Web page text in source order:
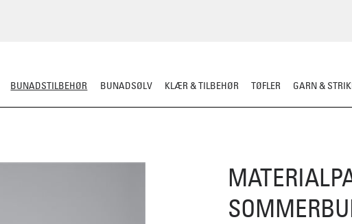
BUNADSTILBEHØR BUNADSØLV KLÆR & TILBEHØR TØFLER GARN &